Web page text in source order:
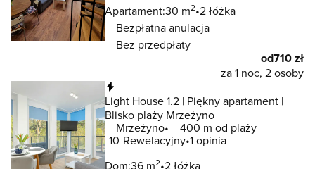
Apartament:30 m2 2 łóżka
Bezpłatna anulacja
Bez przedpłaty
od710 zł
za 1 noc, 2 osoby
Light House 1.2 | Piękny apartament |
Blisko plaży Mrzeżyno
Mrzeżyno
400 m od plaży
10 Rewelacyjny 1 opinia
Dom:36 m2 2 łóżka